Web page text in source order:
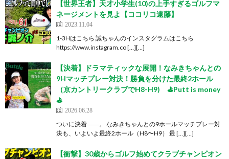
【世界王者】天才小学生(10)の上手すぎるゴルフマ
ネージメントを見よ【ココリコ遠藤】
2023.11.04
1-3Hはこちら 誠ちゃんのインスタグラムはこちら
https://www.instagram.co […][…]
【決着】ドラマティックな展開！なみきちゃんとの
9Hマッチプレー対決！勝負を分けた最終2ホール
（京カントリークラブでH8-H9) ⛳️Putt is money
⛳️
2026.06.28
ついに決着――。 なみきちゃんとの9ホールマッチプレー対
決も、いよいよ最終2ホール（H8〜H9） 最 […][…]
【衝撃】30歳からゴルフ始めてクラブチャンピオン